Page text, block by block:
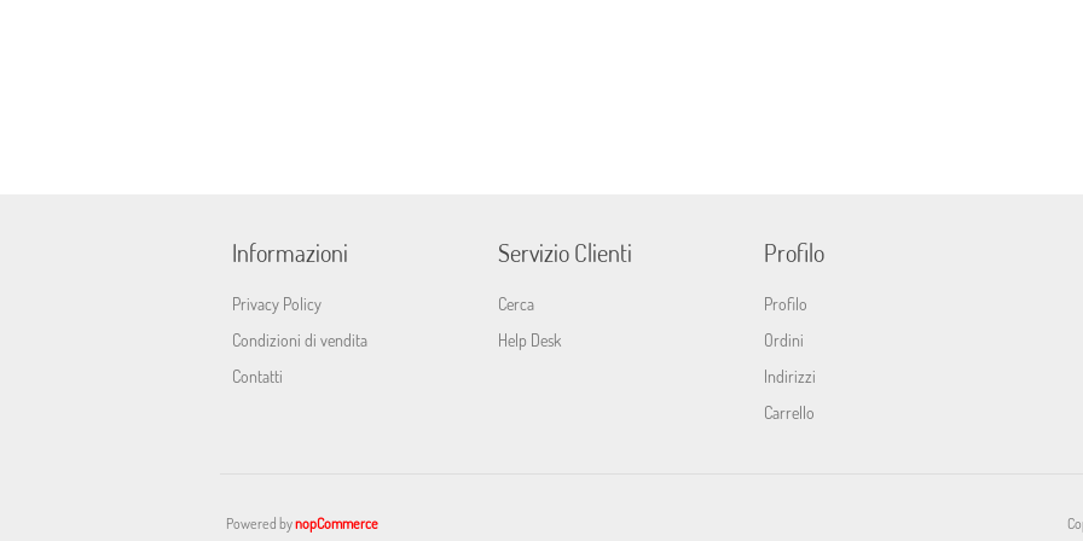
Informazioni
Privacy Policy
Condizioni di vendita
Contatti
Servizio Clienti
Cerca
Help Desk
Profilo
Profilo
Ordini
Indirizzi
Carrello
Powered bynopCommerce